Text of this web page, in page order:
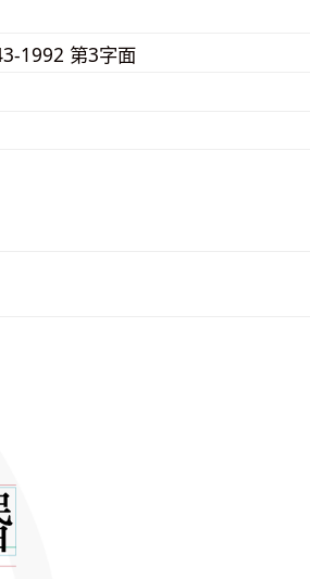
1992 第3字面